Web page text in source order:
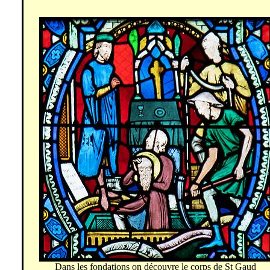
Dans les fondations on découvre le corps de St Gaud